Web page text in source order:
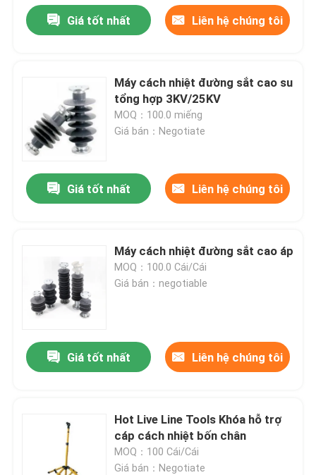
Giá tốt nhất Liên hệ chúng tôi
Máy cách nhiệt đường sắt cao su
tổng hợp 3KV/25KV
MOQ：100.0 miếng
Giá bán：Negotiate
Giá tốt nhất Liên hệ chúng tôi
Máy cách nhiệt đường sắt cao áp
MOQ：100.0 Cái/Cái
Giá bán：negotiable
Giá tốt nhất Liên hệ chúng tôi
Hot Live Line Tools Khóa hỗ trợ
cáp cách nhiệt bốn chân
MOQ：100 Cái/Cái
Giá bán：Negotiate